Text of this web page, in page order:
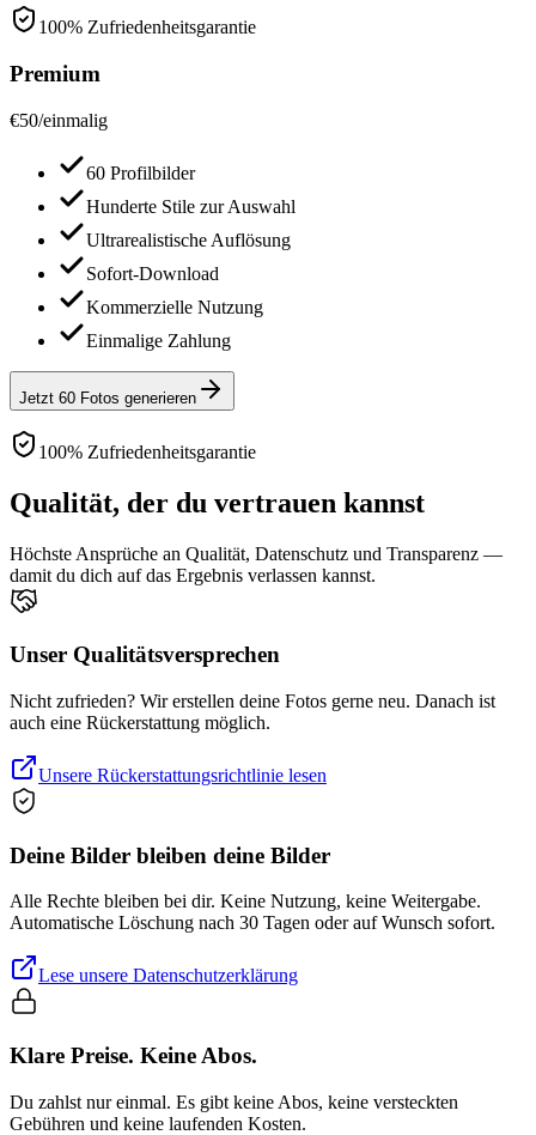
100% Zufriedenheitsgarantie
Premium
€50/einmalig
60 Profilbilder
Hunderte Stile zur Auswahl
Ultrarealistische Auflösung
Sofort-Download
Kommerzielle Nutzung
Einmalige Zahlung
Jetzt 60 Fotos generieren
100% Zufriedenheitsgarantie
Qualität, der du vertrauen kannst
Höchste Ansprüche an Qualität, Datenschutz und Transparenz —
damit du dich auf das Ergebnis verlassen kannst.
Unser Qualitätsversprechen
Nicht zufrieden? Wir erstellen deine Fotos gerne neu. Danach ist
auch eine Rückerstattung möglich.
Unsere Rückerstattungsrichtlinie lesen
Deine Bilder bleiben deine Bilder
Alle Rechte bleiben bei dir. Keine Nutzung, keine Weitergabe.
Automatische Löschung nach 30 Tagen oder auf Wunsch sofort.
Lese unsere Datenschutzerklärung
Klare Preise. Keine Abos.
Du zahlst nur einmal. Es gibt keine Abos, keine versteckten
Gebühren und keine laufenden Kosten.